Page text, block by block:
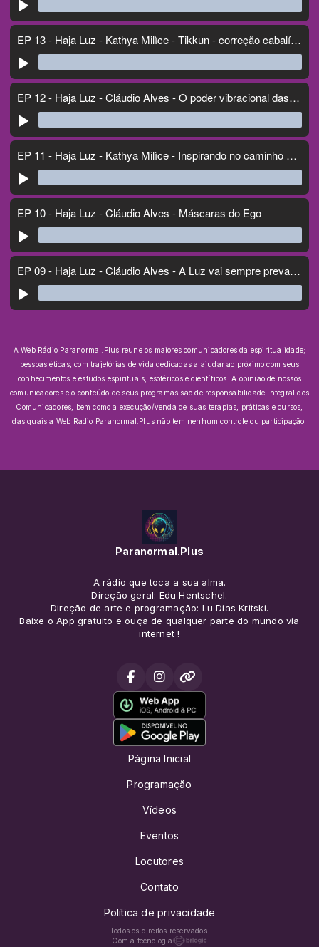
A Web Rádio Paranormal.Plus reune os maiores comunicadores da espiritualidade;
pessoas éticas, com trajetórias de vida dedicadas a ajudar ao próximo com seus
conhecimentos e estudos espirituais, esotéricos e científicos.A opinião de nossos
comunicadores e o conteúdo de seus programas são de responsabilidade integral dos
Comunicadores, bem como a execução/venda de suas terapias, práticas e cursos,
das quais a Web Radio Paranormal.Plus não tem nenhum controle ou participação.
Paranormal.Plus
A rádio que toca a sua alma.
Direção geral: Edu Hentschel.
Direção de arte e programação: Lu Dias Kritski.
Baixe o App gratuito e ouça de qualquer parte do mundo via
internet !
Página Inicial
Programação
Vídeos
Eventos
Locutores
Contato
Política de privacidade
Todos os direitos reservados.
Com a tecnologia